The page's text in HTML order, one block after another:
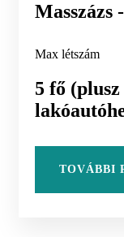
Masszázs
Max létszám
5 fő
TOVÁBBI